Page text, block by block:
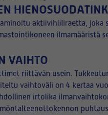
aktiivihiiliraetta, joka
ilmamääristä
VAIHTO
riittävän usein.
vaihtoväli on 4 kertaa
irtolika